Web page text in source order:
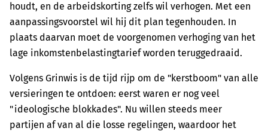
houdt, en de arbeidskorting zelfs wil verhogen. Met een
aanpassingsvoorstel wil hij dit plan tegenhouden. In
plaats daarvan moet de voorgenomen verhoging van het
lage inkomstenbelastingtarief worden teruggedraaid.
Volgens Grinwis is de tijd rijp om de "kerstboom" van alle
versieringen te ontdoen: eerst waren er nog veel
"ideologische blokkades". Nu willen steeds meer
partijen af van al die losse regelingen, waardoor het